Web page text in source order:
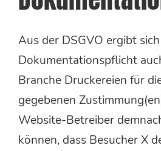
Aus der DSGVO ergibt
Dokumentationspflicht
Branche Druckereien für
gegebenen
Website-Betreiber
können, dass Besucher X